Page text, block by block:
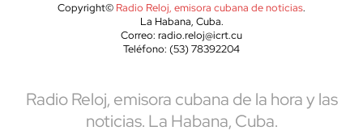
Copyright© Radio Reloj, emisora cubana de noticias.
La Habana, Cuba.
Correo: radio.reloj@icrt.cu
Teléfono: (53) 78392204
Radio Reloj, emisora cubana de la hora y las
noticias. La Habana, Cuba.